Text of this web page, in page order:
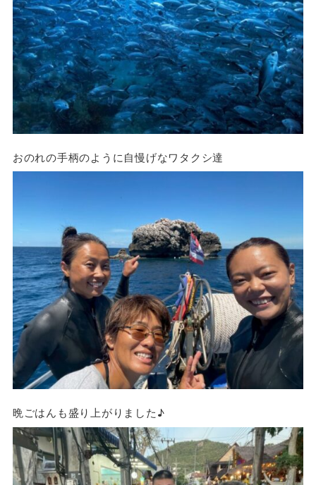
おのれの手柄のように自慢げなワタクシ達
晩ごはんも盛り上がりました♪